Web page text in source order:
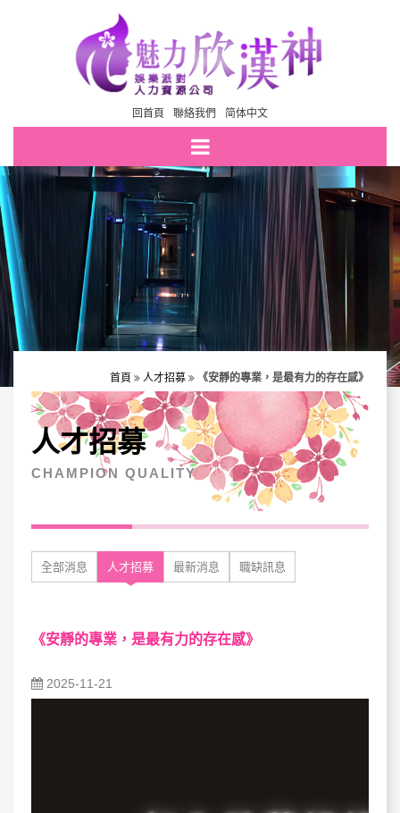
回首頁 聯絡我們 简体中文
首頁 人才招募 《安靜的專業，是最有力的存在感》
人才招募
CHAMPION QUALITY
全部消息 人才招募 最新消息 職缺訊息
《安靜的專業，是最有力的存在感》
2025-11-21